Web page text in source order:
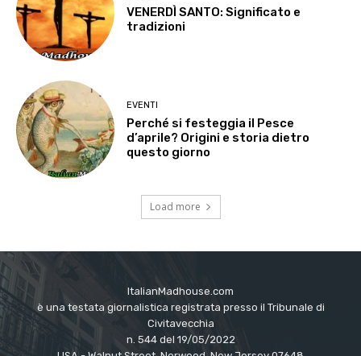
VENERDÌ SANTO: Significato e
tradizioni
EVENTI
Perché si festeggia il Pesce
d’aprile? Origini e storia dietro
questo giorno
Load more
ItalianMadhouse.com
è una testata giornalistica registrata presso il Tribunale di
Civitavecchia
n. 544 del 19/05/2022